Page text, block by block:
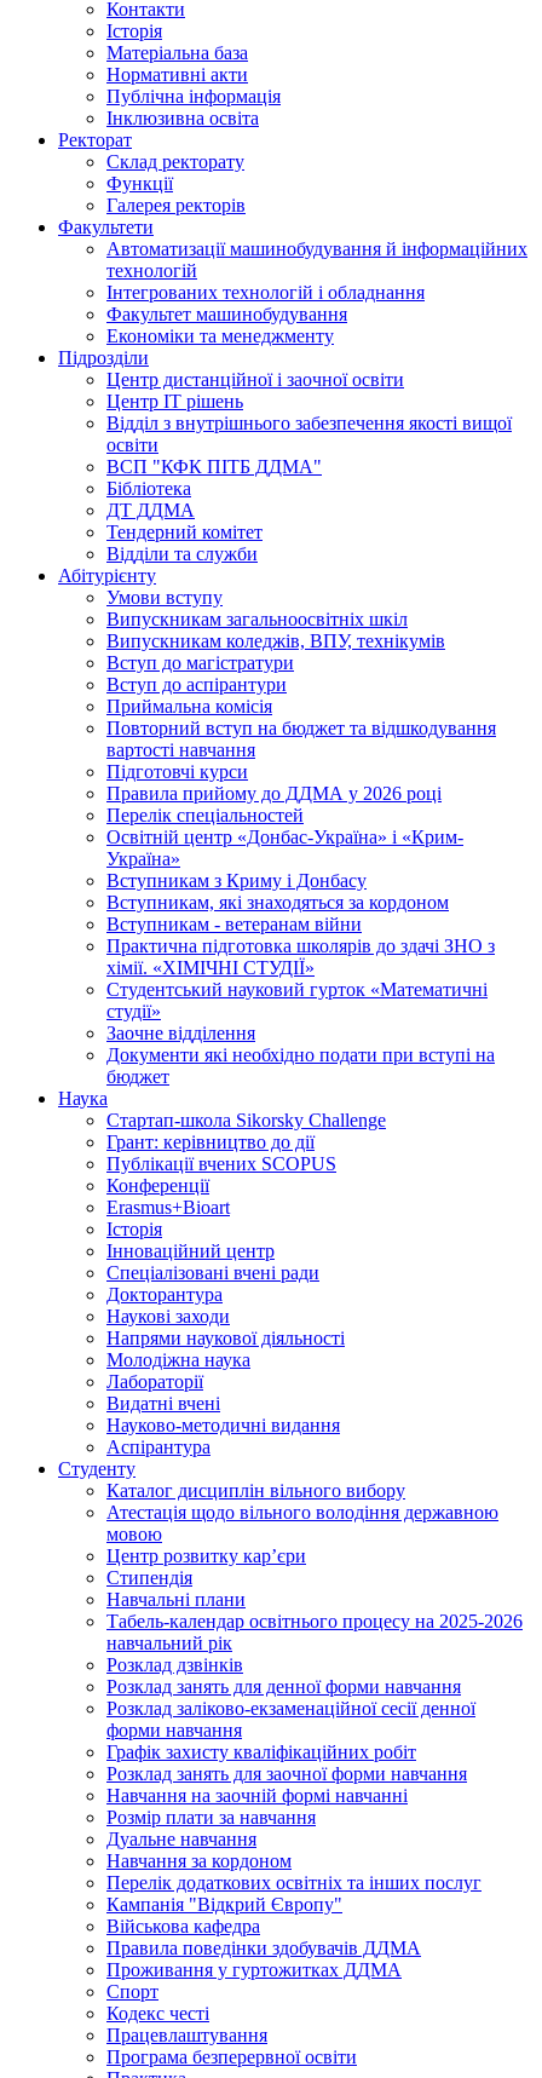
Контакти
Історія
Матеріальна база
Нормативні акти
Публічна інформація
Інклюзивна освіта
Ректорат
Склад ректорату
Функції
Галерея ректорів
Факультети
Автоматизації машинобудування й інформаційних
технологій
Інтегрованих технологій і обладнання
Факультет машинобудування
Економіки та менеджменту
Підрозділи
Центр дистанційної і заочної освіти
Центр ІТ рішень
Відділ з внутрішнього забезпечення якості вищої
освіти
ВСП "КФК ПІТБ ДДМА"
Бібліотека
ДТ ДДМА
Тендерний комітет
Відділи та служби
Абітурієнту
Умови вступу
Випускникам загальноосвітніх шкіл
Випускникам коледжів, ВПУ, технікумів
Вступ до магістратури
Вступ до аспірантури
Приймальна комісія
Повторний вступ на бюджет та відшкодування
вартості навчання
Підготовчі курси
Правила прийому до ДДМА у 2026 році
Перелік спеціальностей
Освітній центр «Донбас-Україна» і «Крим-
Україна»
Вступникам з Криму і Донбасу
Вступникам, які знаходяться за кордоном
Вступникам - ветеранам війни
Практична підготовка школярів до здачі ЗНО з
хімії. «ХІМІЧНІ СТУДІЇ»
Студентський науковий гурток «Математичні
студії»
Заочне відділення
Документи які необхідно подати при вступі на
бюджет
Наука
Стартап-школа Sikorsky Challenge
Грант: керівництво до дії
Публікації вчених SCOPUS
Конференції
Erasmus+Bioart
Історія
Інноваційний центр
Спеціалізовані вчені ради
Докторантура
Наукові заходи
Напрями наукової діяльності
Молодіжна наука
Лабораторії
Видатні вчені
Науково-методичні видання
Аспірантура
Студенту
Каталог дисциплін вільного вибору
Атестація щодо вільного володіння державною
мовою
Центр розвитку кар’єри
Стипендія
Навчальні плани
Табель-календар освітнього процесу на 2025-2026
навчальний рік
Розклад дзвінків
Розклад занять для денної форми навчання
Розклад заліково-екзаменаційної сесії денної
форми навчання
Графік захисту кваліфікаційних робіт
Розклад занять для заочної форми навчання
Навчання на заочній формі навчанні
Розмір плати за навчання
Дуальне навчання
Навчання за кордоном
Перелік додаткових освітніх та інших послуг
Кампанія "Відкрий Європу"
Військова кафедра
Правила поведінки здобувачів ДДМА
Проживання у гуртожитках ДДМА
Спорт
Кодекс честі
Працевлаштування
Програма безперервної освіти